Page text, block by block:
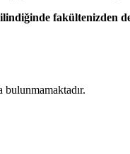
fakültenizden
bulunmamaktadır.